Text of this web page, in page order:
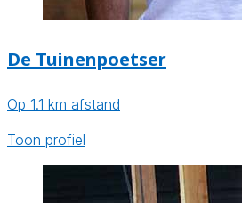
De Tuinenpoetser
Op 1.1 km afstand
Toon profiel